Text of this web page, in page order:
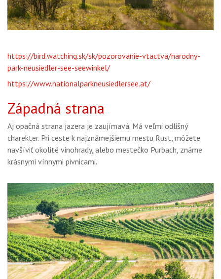
https://bird.watching.sk/sk/pozorovanie-vtactva/narodny-
park-neusiedler-see-seewinkel/
https://www.nationalparkneusiedlersee.at/
Západná strana
Aj opačná strana jazera je zaujímavá. Má veľmi odlišný
charekter. Pri ceste k najznámejšiemu mestu Rust, môžete
navšíviť okolité vinohrady, alebo mestečko Purbach, známe
krásnymi vínnymi pivnicami.